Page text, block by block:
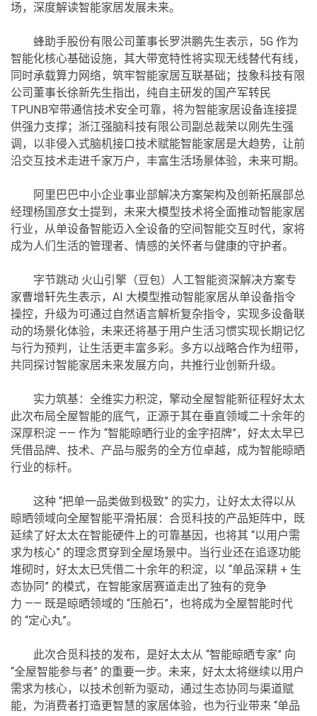
场，深度解读智能家居发展未来。
蜂助手股份有限公司董事长罗洪鹏先生表示，5G 作为
智能化核心基础设施，其大带宽特性将实现无线替代有线，
同时承载算力网络，筑牢智能家居互联基础；技象科技有限
公司董事长徐新先生指出，纯自主研发的国产军转民
TPUNB窄带通信技术安全可靠，将为智能家居设备连接提
供强力支撑；浙江强脑科技有限公司副总裁荣以刚先生强
调，以非侵入式脑机接口技术赋能智能家居是大趋势，让前
沿交互技术走进千家万户，丰富生活场景体验，未来可期。
阿里巴巴中小企业事业部解决方案架构及创新拓展部总
经理杨国彦女士提到，未来大模型技术将全面推动智能家居
行业，从单设备智能迈入全设备的空间智能交互时代，家将
成为人们生活的管理者、情感的关怀者与健康的守护者。
字节跳动 火山引擎（豆包）人工智能资深解决方案专
家曹增轩先生表示，AI 大模型推动智能家居从单设备指令
操控，升级为可通过自然语言解析复杂指令，实现多设备联
动的场景化体验，未来还将基于用户生活习惯实现长期记忆
与行为预判，让生活更丰富多彩。多方以战略合作为纽带，
共同探讨智能家居未来发展方向，共推行业创新升级。
实力筑基：全维实力积淀，擎动全屋智能新征程好太太
此次布局全屋智能的底气，正源于其在垂直领域二十余年的
深厚积淀 —— 作为 “智能晾晒行业的金字招牌”，好太太早已
凭借品牌、技术、产品与服务的全方位卓越，成为智能晾晒
行业的标杆。
这种 “把单一品类做到极致” 的实力，让好太太得以从
晾晒领域向全屋智能平滑拓展：合觅科技的产品矩阵中，既
延续了好太太在智能硬件上的可靠基因，也将其 “以用户需
求为核心” 的理念贯穿到全屋场景中。当行业还在追逐功能
堆砌时，好太太已凭借二十余年的积淀，以 “单品深耕 + 生
态协同” 的模式，在智能家居赛道走出了独有的竞争
力 —— 既是晾晒领域的 “压舱石”，也将成为全屋智能时代
的 “定心丸”。
此次合觅科技的发布，是好太太从 “智能晾晒专家” 向
“全屋智能参与者” 的重要一步。未来，好太太将继续以用户
需求为核心，以技术创新为驱动，通过生态协同与渠道赋
能，为消费者打造更智慧的家居体验，也为行业带来 “单品